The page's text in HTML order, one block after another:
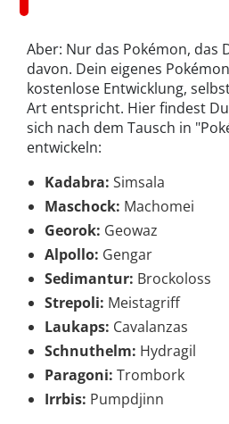
Aber: Nur das Pokémon,
davon. Dein eigenes
kostenlose Entwicklung,
Art entspricht. Hier findest
sich nach dem Tausch in
entwickeln:
Kadabra: Simsala
Maschock: Machomei
Georok: Geowaz
Alpollo: Gengar
Sedimantur: Brockoloss
Strepoli: Meistagriff
Laukaps: Cavalanzas
Schnuthelm: Hydragil
Paragoni: Trombork
Irrbis: Pumpdjinn